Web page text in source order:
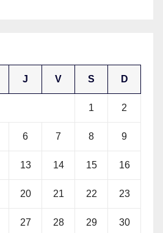
J V S D
1 2
6 7 8 9
13 14 15 16
20 21 22 23
27 28 29 30